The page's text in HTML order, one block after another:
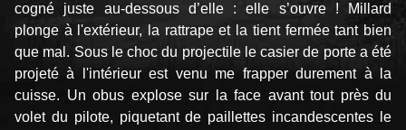
cogné juste au-dessous d’elle : elle s’ouvre ! Millard
plonge à l'extérieur, la rattrape et la tient fermée tant bien
que mal. Sous le choc du projectile le casier de porte a été
projeté à l'intérieur est venu me frapper durement à la
cuisse. Un obus explose sur la face avant tout près du
volet du pilote, piquetant de paillettes incandescentes le